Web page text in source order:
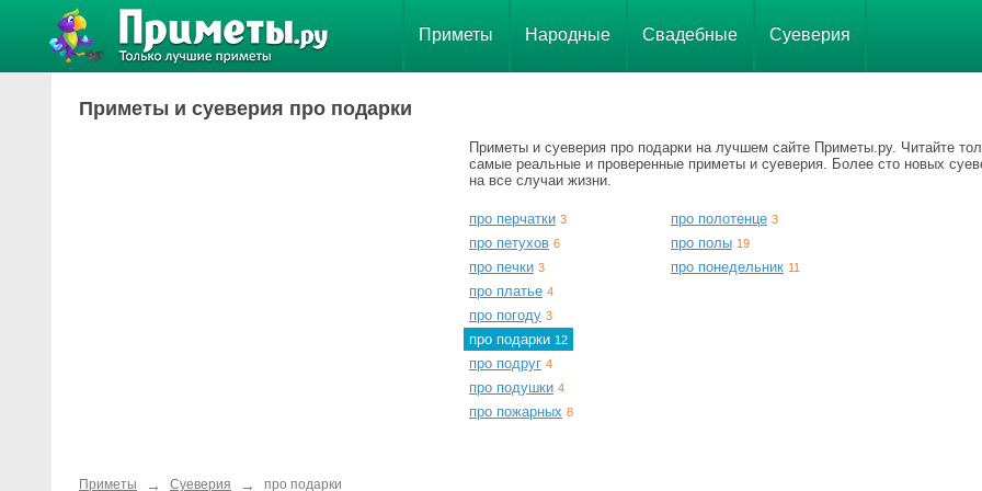
Приметы Народные Свадебные Суеверия
Приметы и суеверия про подарки
Приметы и суеверия про подарки на лучшем сайте Приметы.ру. Читайте
самые реальные и проверенные приметы и суеверия. Более сто новых
на все случаи жизни.
про перчатки 3
про петухов 6
про печки 3
про платье 4
про погоду 3
про подарки 12
про подруг 4
про подушки 4
про пожарных 8
про полотенце 3
про полы 19
про понедельник 11
Приметы → Суеверия → про подарки